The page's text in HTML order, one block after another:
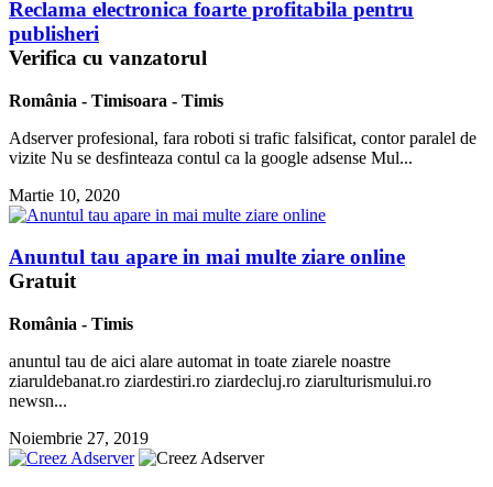
Reclama electronica foarte profitabila pentru
publisheri
Verifica cu vanzatorul
România - Timisoara - Timis
Adserver profesional, fara roboti si trafic falsificat, contor paralel de
vizite Nu se desfinteaza contul ca la google adsense Mul...
Martie 10, 2020
Anuntul tau apare in mai multe ziare online
Gratuit
România - Timis
anuntul tau de aici alare automat in toate ziarele noastre
ziaruldebanat.ro ziardestiri.ro ziardecluj.ro ziarulturismului.ro
newsn...
Noiembrie 27, 2019